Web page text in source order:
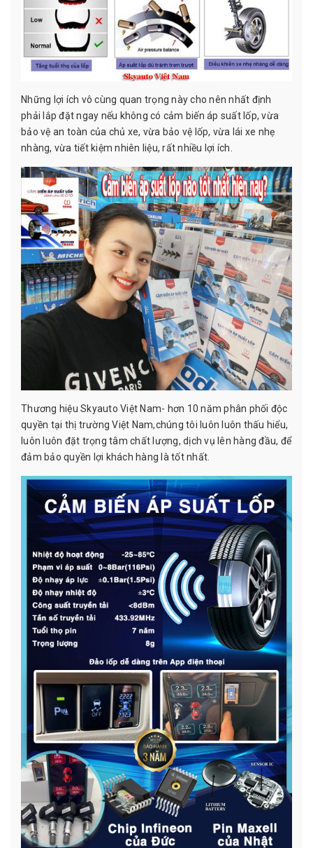
Những lợi ích vô cùng quan trọng này cho nên nhất định
phải lắp đặt ngay nếu không có cảm biến áp suất lốp, vừa
bảo vệ an toàn của chủ xe, vừa bảo vệ lốp, vừa lái xe nhẹ
nhàng, vừa tiết kiệm nhiên liệu, rất nhiều lợi ích.
Thương hiệu Skyauto Việt Nam- hơn 10 năm phân phối độc
quyền tại thị trường Việt Nam,chúng tôi luôn luôn thấu hiểu,
luôn luôn đặt trọng tâm chất lượng, dịch vụ lên hàng đầu, để
đảm bảo quyền lợi khách hàng là tốt nhất.